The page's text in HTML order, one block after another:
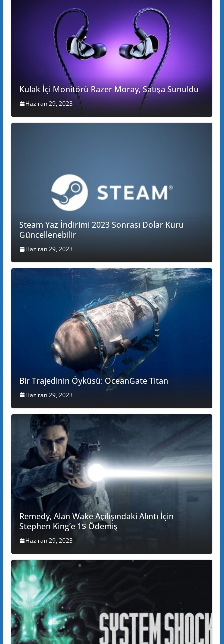
Kulak İçi Monitörü Razer Moray, Satışa Sunuldu
Haziran 29, 2023
Steam Yaz İndirimi 2023 Sonrası Dolar Kuru
Güncellenebilir
Haziran 29, 2023
Bir Trajedinin Öyküsü: OceanGate Titan
Haziran 29, 2023
Remedy, Alan Wake Açılışındaki Alıntı İçin
Stephen King’e 1$ Ödemiş
Haziran 29, 2023